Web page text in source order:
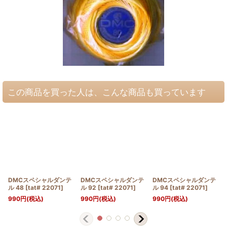
この商品を買った人は、こんな商品も買っています
DMCスペシャルダンテ
ル 48 [tat# 22071]
990円(税込)
DMCスペシャルダンテ
ル 92 [tat# 22071]
990円(税込)
DMCスペシャルダンテ
ル 94 [tat# 22071]
990円(税込)